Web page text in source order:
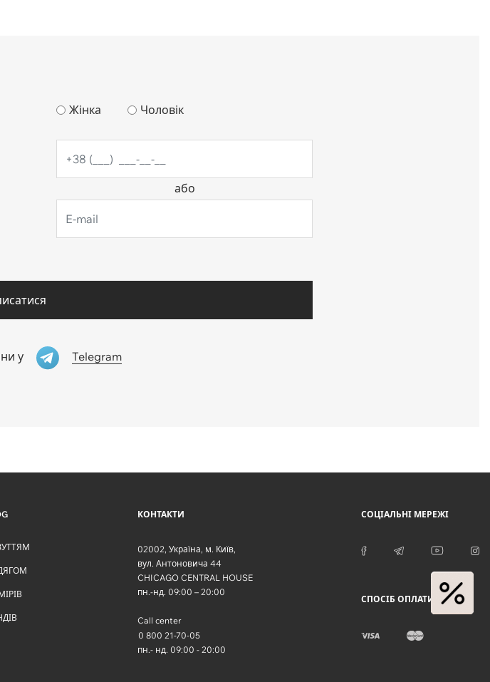
Жінка Чоловік
або
у Telegram
КОНТАКТИ
02002,Україна, м. Київ,
вул. Антоновича 44
CHICAGO CENTRAL HOUSE
пн.-нд. 09:00 – 20:00
Call center
0 800 21-70-05
пн.- нд. 09:00 - 20:00
СОЦІАЛЬНІ МЕРЕЖІ
СПОСІБ ОПЛАТИ